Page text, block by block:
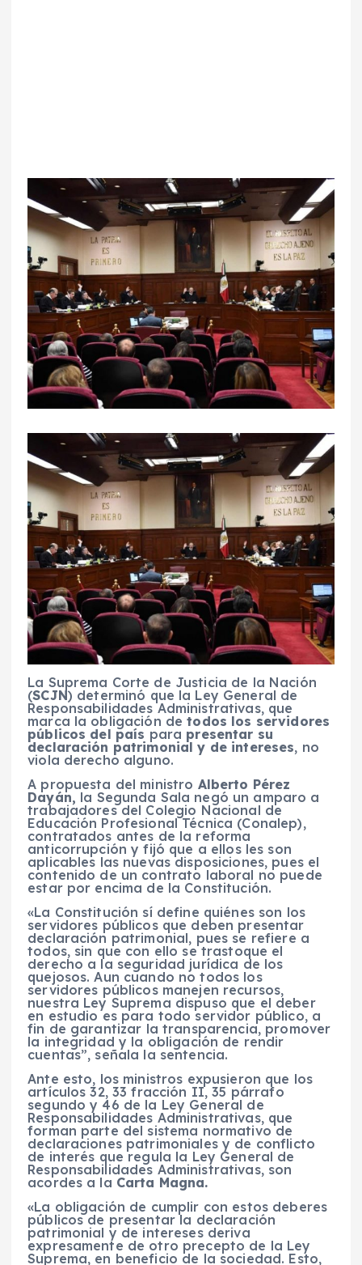
La Suprema Corte de Justicia de la Nación
(SCJN) determinó que la Ley General de
Responsabilidades Administrativas, que
marca la obligación detodos los servidores
públicos del país para presentar su
declaración patrimonial y de intereses, no
viola derecho alguno.
A propuesta del ministro Alberto Pérez
Dayán, la Segunda Sala negó un amparo a
trabajadores del Colegio Nacional de
Educación Profesional Técnica (Conalep),
contratados antes de la reforma
anticorrupción y fijó que a ellos les son
aplicables las nuevas disposiciones, pues el
contenido de un contrato laboral no puede
estar por encima de la Constitución.
«La Constitución sí define quiénes son los
servidores públicos que deben presentar
declaración patrimonial, pues se refiere a
todos, sin que con ello se trastoque el
derecho a la seguridad jurídica de los
quejosos. Aun cuando no todos los
servidores públicos manejen recursos,
nuestra Ley Suprema dispuso que el deber
en estudio es para todo servidor público, a
fin de garantizar la transparencia, promover
la integridad y la obligación de rendir
cuentas”, señala la sentencia.
Ante esto, los ministros expusieron que los
artículos 32, 33 fracción II, 35 párrafo
segundo y 46 de la Ley General de
Responsabilidades Administrativas, que
forman parte del sistema normativo de
declaraciones patrimoniales y de conflicto
de interés que regula la Ley General de
Responsabilidades Administrativas, son
acordes a la Carta Magna.
«La obligación de cumplir con estos deberes
públicos de presentar la declaración
patrimonial y de intereses deriva
expresamente de otro precepto de la Ley
Suprema, en beneficio de la sociedad. Esto,